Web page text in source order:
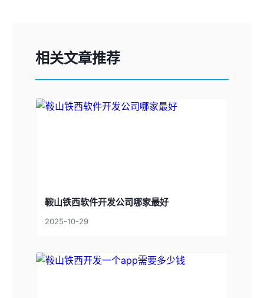
相关文章推荐
鞍山铁西软件开发公司哪家最好
2025-10-29